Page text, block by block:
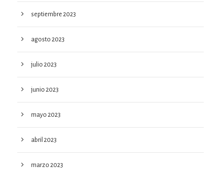
septiembre 2023
agosto 2023
julio 2023
junio 2023
mayo 2023
abril 2023
marzo 2023